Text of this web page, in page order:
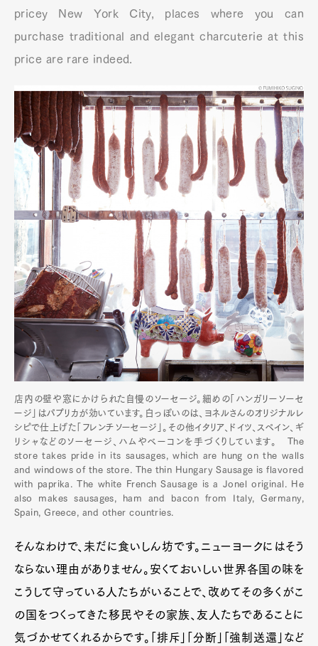
pricey New York City, places where you can
purchase traditional and elegant charcuterie at this
price are rare indeed.
店内の壁や窓にかけられた自慢のソーセージ。細めの「ハンガリーソーセ
ージ」はパプリカが効いています。白っぽいのは、ヨネルさんのオリジナルレ
シピで仕上げた「フレンチソーセージ」。その他イタリア、ドイツ、スペイン、ギ
リシャなどのソーセージ、ハムやベーコンを手づくりしています。 The
store takes pride in its sausages, which are hung on the walls
and windows of the store. The thin Hungary Sausage is flavored
with paprika. The white French Sausage is a Jonel original. He
also makes sausages, ham and bacon from Italy, Germany,
Spain, Greece, and other countries.
そんなわけで、未だに食いしん坊です。ニューヨークにはそう
ならない理由がありません。安くておいしい世界各国の味を
こうして守っている人たちがいることで、改めてその多くがこ
の国をつくってきた移民やその家族、友人たちであることに
気づかせてくれるからです。「排斥」「分断」「強制送還」など